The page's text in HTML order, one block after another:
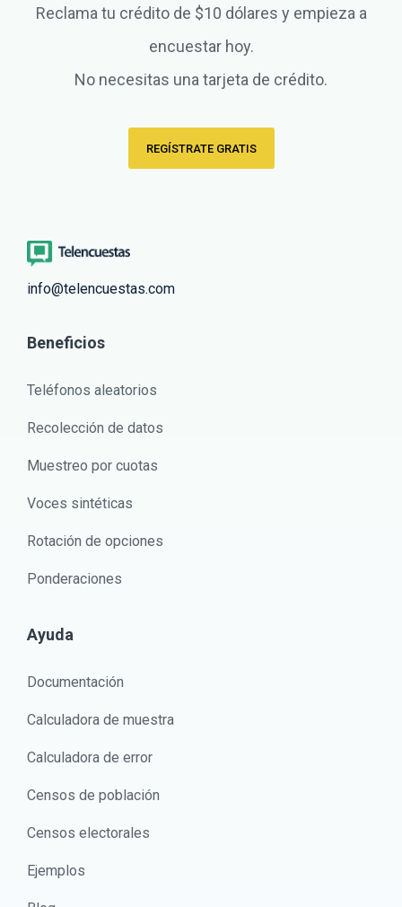
Reclama tu crédito de $10 dólares y empieza a
encuestar hoy.
No necesitas una tarjeta de crédito.
REGÍSTRATE GRATIS
info@telencuestas.com
Beneficios
Teléfonos aleatorios
Recolección de datos
Muestreo por cuotas
Voces sintéticas
Rotación de opciones
Ponderaciones
Ayuda
Documentación
Calculadora de muestra
Calculadora de error
Censos de población
Censos electorales
Ejemplos